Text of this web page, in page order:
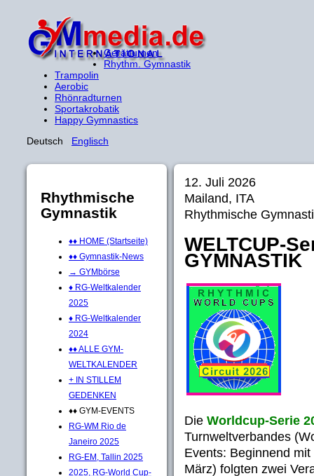
Gerätturnen
Rhythm. Gymnastik
Trampolin
Aerobic
Rhönradturnen
Sportakrobatik
Happy Gymnastics
Deutsch Englisch
Rhythmische
Gymnastik
♦♦ HOME (Startseite)
♦♦ Gymnastik-News
→ GYMbörse
♦ RG-Weltkalender
2025
♦ RG-Weltkalender
2024
♦♦ ALLE GYM-
WELTKALENDER
+ IN STILLEM
GEDENKEN
♦♦ GYM-EVENTS
RG-WM Rio de
Janeiro 2025
RG-EM, Tallin 2025
2025, RG-World Cup-
12. Juli 2026
Mailand, ITA
Rhythmische
WELTCUP-
GYMNASTIK
Die Worldcup-Serie
Turnweltverbandes
Events: Beginnend
März) folgten zwei